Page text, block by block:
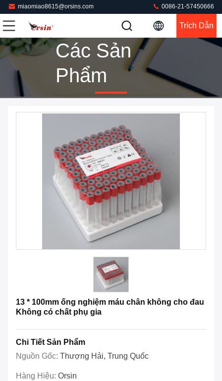
miaomiao8615@orsins.com 0086-21-57450666
Trích Dẫn
Các Sản
Phẩm
13 * 100mm ống nghiệm máu chân không cho đau
Không có chất phụ gia
Chi Tiết Sản Phẩm
Nguồn Gốc: Thượng Hải, Trung Quốc
Hàng Hiệu: Orsin